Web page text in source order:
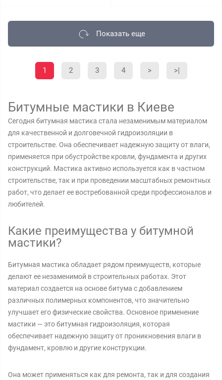
Показать еще
1 2 3 4 > >|
Битумные мастики в Киеве
Сегодня битумная мастика стала незаменимым материалом
для качественной и долговечной гидроизоляции в
строительстве. Она обеспечивает надежную защиту от влаги,
применяется при обустройстве кровли, фундамента и других
конструкций. Мастика активно используется как в частном
строительстве, так и при проведении масштабных ремонтных
работ, что делает ее востребованной среди профессионалов и
любителей.
Какие преимущества у битумной
мастики?
Битумная мастика обладает рядом преимуществ, которые
делают ее незаменимой в строительных работах. Этот
материал создается на основе битума с добавлением
различных полимерных компонентов, что значительно
улучшает его физические свойства. Основное применение
мастики — это битумная гидроизоляция, которая
обеспечивает надежную защиту от проникновения влаги в
фундамент, кровлю и другие конструкции.
Она может применяться как для ремонта, так и для создания